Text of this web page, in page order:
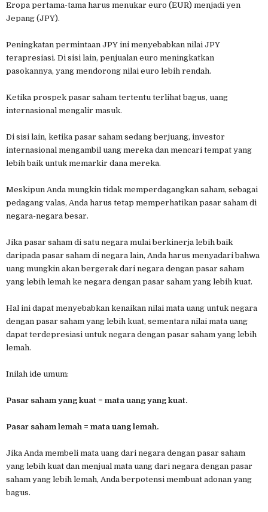
Eropa pertama-tama harus menukar euro (EUR) menjadi yen
Jepang (JPY).
Peningkatan permintaan JPY ini menyebabkan nilai JPY
terapresiasi. Di sisi lain, penjualan euro meningkatkan
pasokannya, yang mendorong nilai euro lebih rendah.
Ketika prospek pasar saham tertentu terlihat bagus, uang
internasional mengalir masuk.
Di sisi lain, ketika pasar saham sedang berjuang, investor
internasional mengambil uang mereka dan mencari tempat yang
lebih baik untuk memarkir dana mereka.
Meskipun Anda mungkin tidak memperdagangkan saham, sebagai
pedagang valas, Anda harus tetap memperhatikan pasar saham di
negara-negara besar.
Jika pasar saham di satu negara mulai berkinerja lebih baik
daripada pasar saham di negara lain, Anda harus menyadari bahwa
uang mungkin akan bergerak dari negara dengan pasar saham
yang lebih lemah ke negara dengan pasar saham yang lebih kuat.
Hal ini dapat menyebabkan kenaikan nilai mata uang untuk negara
dengan pasar saham yang lebih kuat, sementara nilai mata uang
dapat terdepresiasi untuk negara dengan pasar saham yang lebih
lemah.
Inilah ide umum:
Pasar saham yang kuat = mata uang yang kuat.
Pasar saham lemah = mata uang lemah.
Jika Anda membeli mata uang dari negara dengan pasar saham
yang lebih kuat dan menjual mata uang dari negara dengan pasar
saham yang lebih lemah, Anda berpotensi membuat adonan yang
bagus.